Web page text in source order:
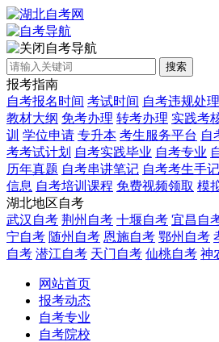
自考导航
搜索
报考指南
自考报名时间 考试时间 自考违规处
教材大纲 免考办理 转考办理 实践考
训 学位申请 专升本 考生服务平台 自
考考试计划 自考实践毕业 自考专业
历年真题 自考串讲笔记 自考考生手记
信息 自考培训课程 免费视频领取 模
湖北地区自考
武汉自考 荆州自考 十堰自考 宜昌自
宁自考 随州自考 恩施自考 鄂州自考
自考 潜江自考 天门自考 仙桃自考 神
网站首页
报考动态
自考专业
自考院校